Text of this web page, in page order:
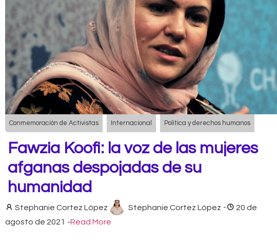
Conmemoración de Activistas Internacional Política y derechos humanos
Fawzia Koofi: la voz de las mujeres
afganas despojadas de su
humanidad
Stephanie Cortez López Stephanie Cortez López -
20 de
agosto de 2021 -Read More